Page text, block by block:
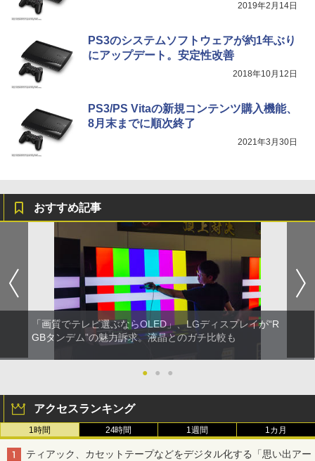
2019年2月14日
PS3のシステムソフトウェアが約1年ぶり
にアップデート。安定性改善
2018年10月12日
PS3/PS Vitaの新規コンテンツ購入機能、
8月末までに順次終了
2021年3月30日
おすすめ記事
「画質でテレビ選ぶならOLED」、LGディスプレイが“R
GBタンデム”の魅力訴求。液晶とのガチ比較も
● ● ●
アクセスランキング
1時間 24時間 1週間 1カ月
ティアック、カセットテープなどをデジタル化する「思い出アー